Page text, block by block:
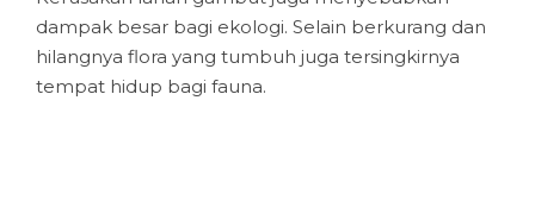
dampak besar bagi ekologi. Selain berkurang dan
hilangnya flora yang tumbuh juga tersingkirnya
tempat hidup bagi fauna.